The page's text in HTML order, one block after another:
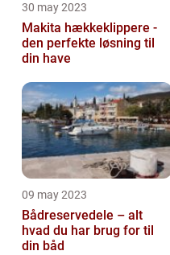
30 may 2023
Makita hækkeklippere -
den perfekte løsning til
din have
09 may 2023
Bådreservedele – alt
hvad du har brug for til
din båd